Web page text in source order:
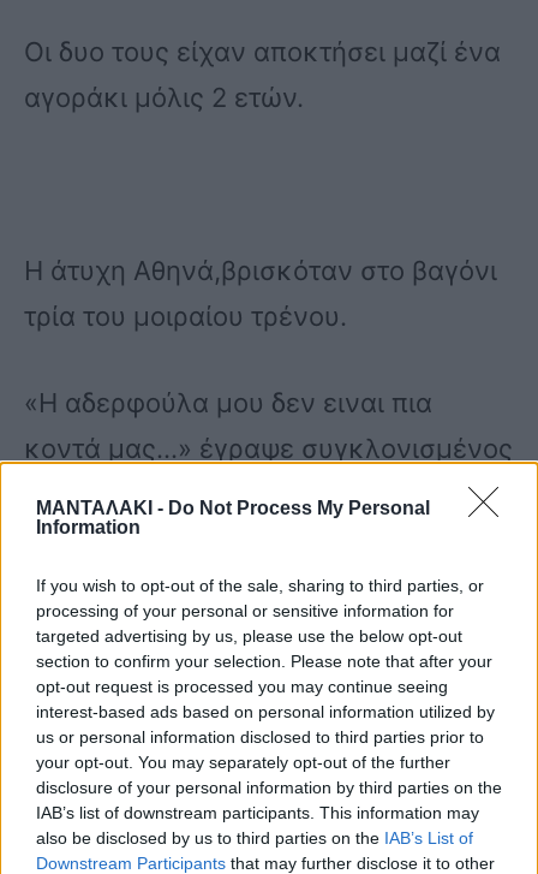
ΜΑΝΤΑΛΑΚΙ - Do Not Process My Personal
Information
If you wish to opt-out of the sale, sharing to third parties, or
processing of your personal or sensitive information for
targeted advertising by us, please use the below opt-out
section to confirm your selection. Please note that after your
opt-out request is processed you may continue seeing
interest-based ads based on personal information utilized by
us or personal information disclosed to third parties prior to
your opt-out. You may separately opt-out of the further
disclosure of your personal information by third parties on the
IAB’s list of downstream participants. This information may
also be disclosed by us to third parties on the IAB’s List of
Downstream Participants that may further disclose it to other
Οι δυο τους είχαν αποκτήσει μαζί ένα
αγοράκι μόλις 2 ετών.
Η άτυχη Αθηνά,βρισκόταν στο βαγόνι
τρία του μοιραίου τρένου.
«Η αδερφούλα μου δεν ειναι πια
κοντά μας…» έγραψε συγκλονισμένος
ο αδερφός της στο facebook.